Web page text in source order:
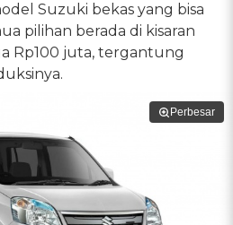
Suzuki bekas yang bisa
pilihan berada di kisaran
Rp100 juta, tergantung
Perbesar